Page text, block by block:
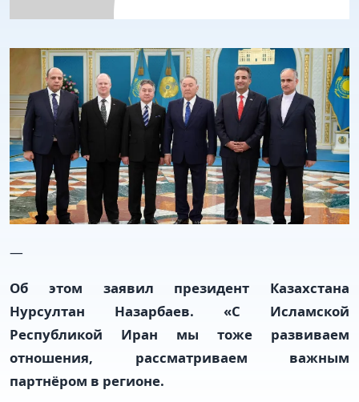
—
Об этом заявил президент Казахстана
Нурсултан Назарбаев. «С Исламской
Республикой Иран мы тоже развиваем
отношения, рассматриваем важным
партнёром в регионе.